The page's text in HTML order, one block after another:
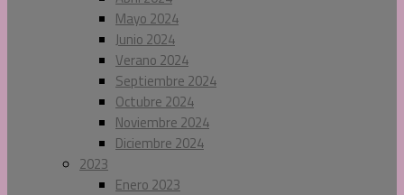
Mayo 2024
Junio 2024
Verano 2024
Septiembre 2024
Octubre 2024
Noviembre 2024
Diciembre 2024
2023
Enero 2023